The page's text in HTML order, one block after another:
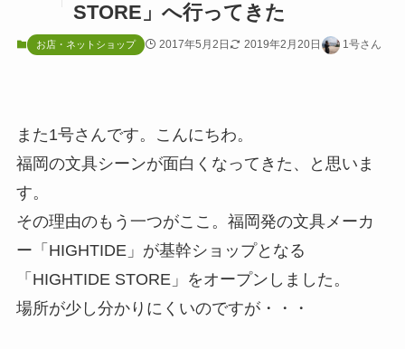
STORE」へ行ってきた
お店・ネットショップ 2017年5月2日 2019年2月20日 1号さん
また1号さんです。こんにちわ。
福岡の文具シーンが面白くなってきた、と思いま
す。
その理由のもう一つがここ。福岡発の文具メーカ
ー「HIGHTIDE」が基幹ショップとなる
「HIGHTIDE STORE」をオープンしました。
場所が少し分かりにくいのですが・・・